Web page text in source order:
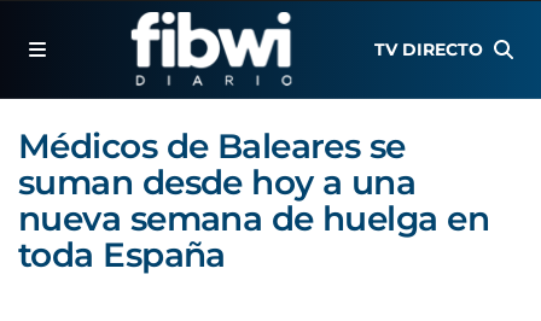
TV DIRECTO
Médicos de Baleares se
suman desde hoy a una
nueva semana de huelga en
toda España